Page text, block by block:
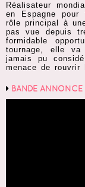
Réalisateur
en Espagne
rôle principal à
pas vue depuis
formidable
tournage, elle va
jamais pu
menace de rouvrir
BANDE ANNONCE